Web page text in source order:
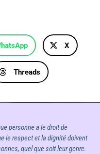
X
Threads
personne a le droit de
le respect et la dignité doivent
quel que soit leur genre.